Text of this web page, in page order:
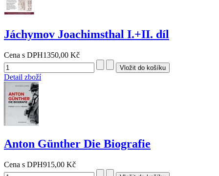
Jáchymov Joachimsthal I.+II. díl
Cena s DPH1350,00 Kč
Detail zboží
Anton Günther Die Biografie
Cena s DPH915,00 Kč